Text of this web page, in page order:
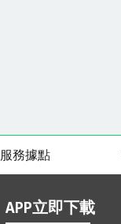
服務據點
APP立即下載